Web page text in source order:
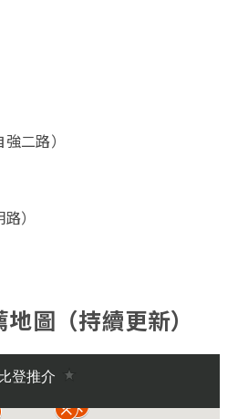
二路）
）
圖（持續更新）